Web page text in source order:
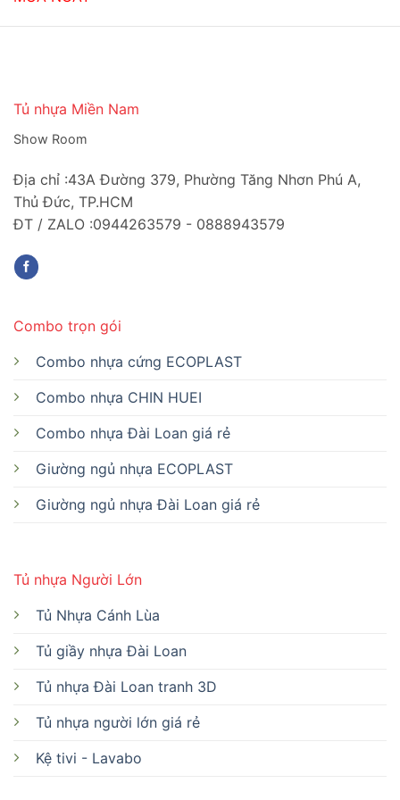
Tủ nhựa Miền Nam
Show Room
Địa chỉ :43A Đường 379, Phường Tăng Nhơn Phú A,
Thủ Đức, TP.HCM
ĐT / ZALO :0944263579 - 0888943579
Tủ nhựa Người Lớn
Tủ Nhựa Cánh Lùa
Tủ giầy nhựa Đài Loan
Tủ nhựa Đài Loan tranh 3D
Tủ nhựa người lớn giá rẻ
Kệ tivi - Lavabo
Combo trọn gói
Combo nhựa cứng ECOPLAST
Combo nhựa CHIN HUEI
Combo nhựa Đài Loan giá rẻ
Giường ngủ nhựa ECOPLAST
Giường ngủ nhựa Đài Loan giá rẻ